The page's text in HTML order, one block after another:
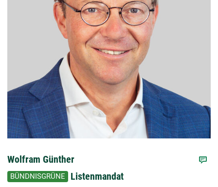
Wolfram Günther
BÜNDNISGRÜNE Listenmandat